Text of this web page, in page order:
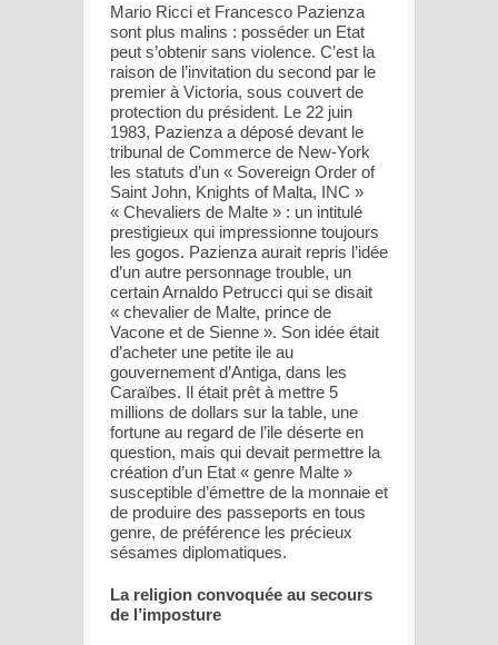
Mario Ricci et Francesco Pazienza
sont plus malins : posséder un Etat
peut s’obtenir sans violence. C’est la
raison de l’invitation du second par le
premier à Victoria, sous couvert de
protection du président. Le 22 juin
1983, Pazienza a déposé devant le
tribunal de Commerce de New-York
les statuts d’un « Sovereign Order of
Saint John, Knights of Malta, INC »
« Chevaliers de Malte » : un intitulé
prestigieux qui impressionne toujours
les gogos. Pazienza aurait repris l’idée
d’un autre personnage trouble, un
certain Arnaldo Petrucci qui se disait
« chevalier de Malte, prince de
Vacone et de Sienne ». Son idée était
d’acheter une petite ile au
gouvernement d’Antiga, dans les
Caraïbes. Il était prêt à mettre 5
millions de dollars sur la table, une
fortune au regard de l’ile déserte en
question, mais qui devait permettre la
création d’un Etat « genre Malte »
susceptible d’émettre de la monnaie et
de produire des passeports en tous
genre, de préférence les précieux
sésames diplomatiques.
La religion convoquée au secours
de l’imposture